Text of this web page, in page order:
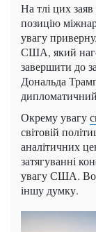
На тлі цих
позицію
увагу
США, який
завершити до
Дональда
Окрему увагу
світовій
аналітичних
затягуванні
увагу США.
іншу думку.